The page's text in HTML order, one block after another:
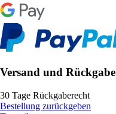
Versand und Rückgabe
30 Tage Rückgaberecht
Bestellung zurückgeben